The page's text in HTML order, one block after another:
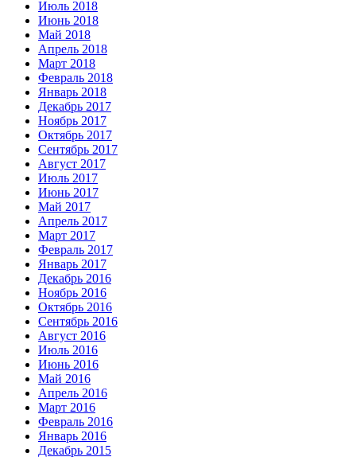
Июль 2018
Июнь 2018
Май 2018
Апрель 2018
Март 2018
Февраль 2018
Январь 2018
Декабрь 2017
Ноябрь 2017
Октябрь 2017
Сентябрь 2017
Август 2017
Июль 2017
Июнь 2017
Май 2017
Апрель 2017
Март 2017
Февраль 2017
Январь 2017
Декабрь 2016
Ноябрь 2016
Октябрь 2016
Сентябрь 2016
Август 2016
Июль 2016
Июнь 2016
Май 2016
Апрель 2016
Март 2016
Февраль 2016
Январь 2016
Декабрь 2015